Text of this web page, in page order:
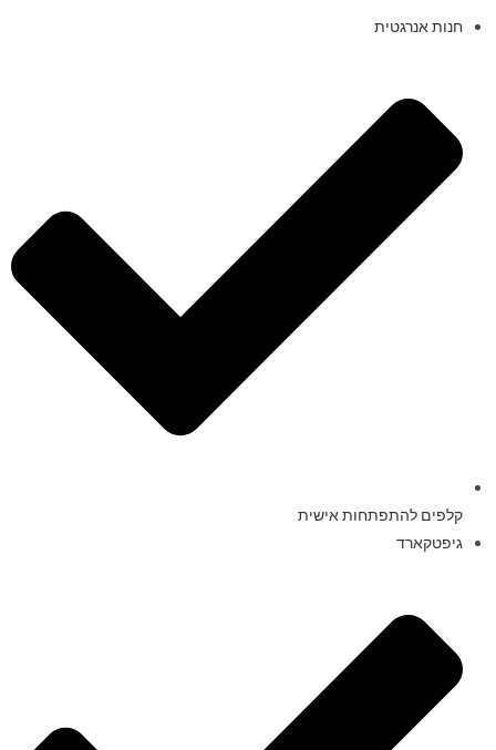
חנות אנרגטית
קלפים להתפתחות אישית
גיפטקארד